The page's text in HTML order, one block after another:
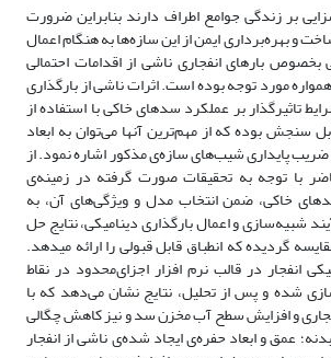
بر زندگی جوامع اطراف دارند بنابراین ضرورت
و بهره‌برداری ایمن از این سازه‌ها به هنگام اعمال
بخصوص بارهای انفجاری ناشی از اقدامات احتمالی
مورد توجه بوده است. اثرات ناشی از بارگذاری
تاثیرگذار بر عملکرد سدهای خاکی با استفاده از
سنجش بوده که از مهم‌ترین آنها می‌توان به ابعاد
ضریب پایداری شیب‌های سازه‌ی مذکور اشاره نمود. از
با توجه به تحقیقات صورت گرفته در زمینه‌ی
خاکی، ضمن انتخاب مدل و ویژگی‌های آن، به
شبیه‌سازی و اعمال بارگذاری دینامیکی، نتایج حل
گردیده که انطباق قابل قبولی را ارائه میدهد.
انفجار در قالب نرم افزار اجزای‌محدود در نقاط
شده و پس از تحلیل، نتایج نشان می‌دهد که با
و افزایش سطح آب مخزن سد و نیز کاهش چگالی
عمق و ابعاد حفره‌ی ایجاد شده‌ی ناشی از انفجار